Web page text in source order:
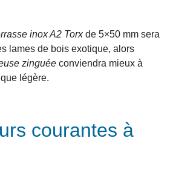
inox A2 Torxde 5×50 mm sera
lames de bois exotique, alors
zinguée conviendra mieux à
légère.
courantes à